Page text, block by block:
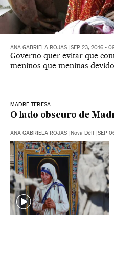
ANA GABRIELA ROJAS SEP 23, 2016 -
Governo quer evitar que
meninos que meninas
MADRE TERESA
O lado obscuro de
ANA GABRIELA ROJAS Nova Déli SEP